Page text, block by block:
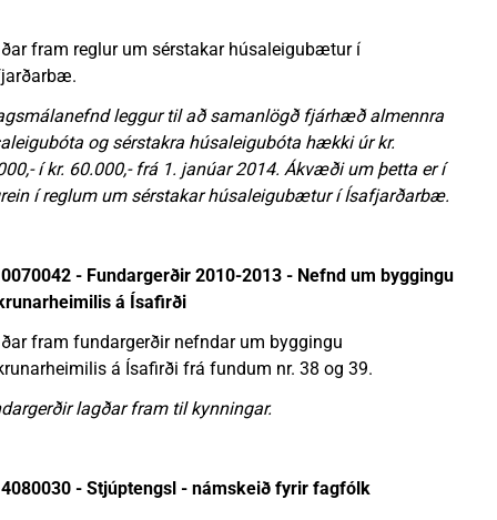
fram reglur um sérstakar húsaleigubætur í
leggur til að samanlögð fjárhæð almennra
og sérstakra húsaleigubóta hækki úr kr.
í kr. 60.000,- frá 1. janúar 2014. Ákvæði um þetta er í
í reglum um sérstakar húsaleigubætur í Ísafjarðarbæ.
- Fundargerðir 2010-2013 - Nefnd um byggingu
á Ísafirði
fram fundargerðir nefndar um byggingu
á Ísafirði frá fundum nr. 38 og 39.
lagðar fram til kynningar.
- Stjúptengsl - námskeið fyrir fagfólk